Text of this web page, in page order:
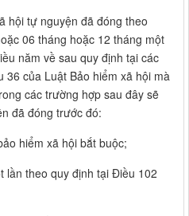
hội tự nguyện đã đóng theo
06 tháng hoặc 12 tháng một
năm về sau quy định tại các
của Luật Bảo hiểm xã hội mà
các trường hợp sau đây sẽ
đã đóng trước đó:
hiểm xã hội bắt buộc;
lần theo quy định tại Điều 102